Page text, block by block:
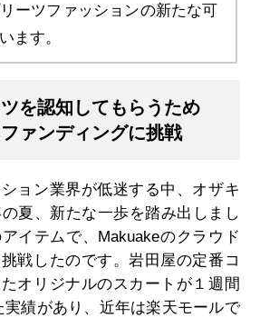
ーツファッションの新たな可
ます。
を認知してもらうため
ァンディングに挑戦
ョン業界が低迷する中、オザキ
夏、新たな一歩を踏み出しまし
イテムで、Makuakeのクラウド
戦したのです。岩田屋の定番コ
オリジナルのスカートが１週間
実績があり、近年は楽天モールで